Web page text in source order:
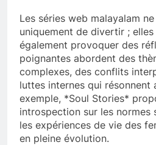
Les séries web malayalam
uniquement de divertir ;
également provoquer des
poignantes abordent des
complexes, des conflits
luttes internes qui résonnent
exemple, *Soul Stories*
introspection sur les normes
les expériences de vie des
en pleine évolution.